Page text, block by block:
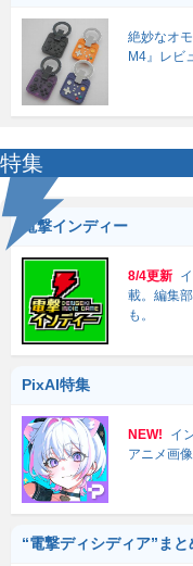
絶妙なオ
M4』レビ
特集
電撃インディー
8/4更新
載。編集
も。
PixAI特集
NEW!
イ
アニメ画
“電撃ディシディア”ま